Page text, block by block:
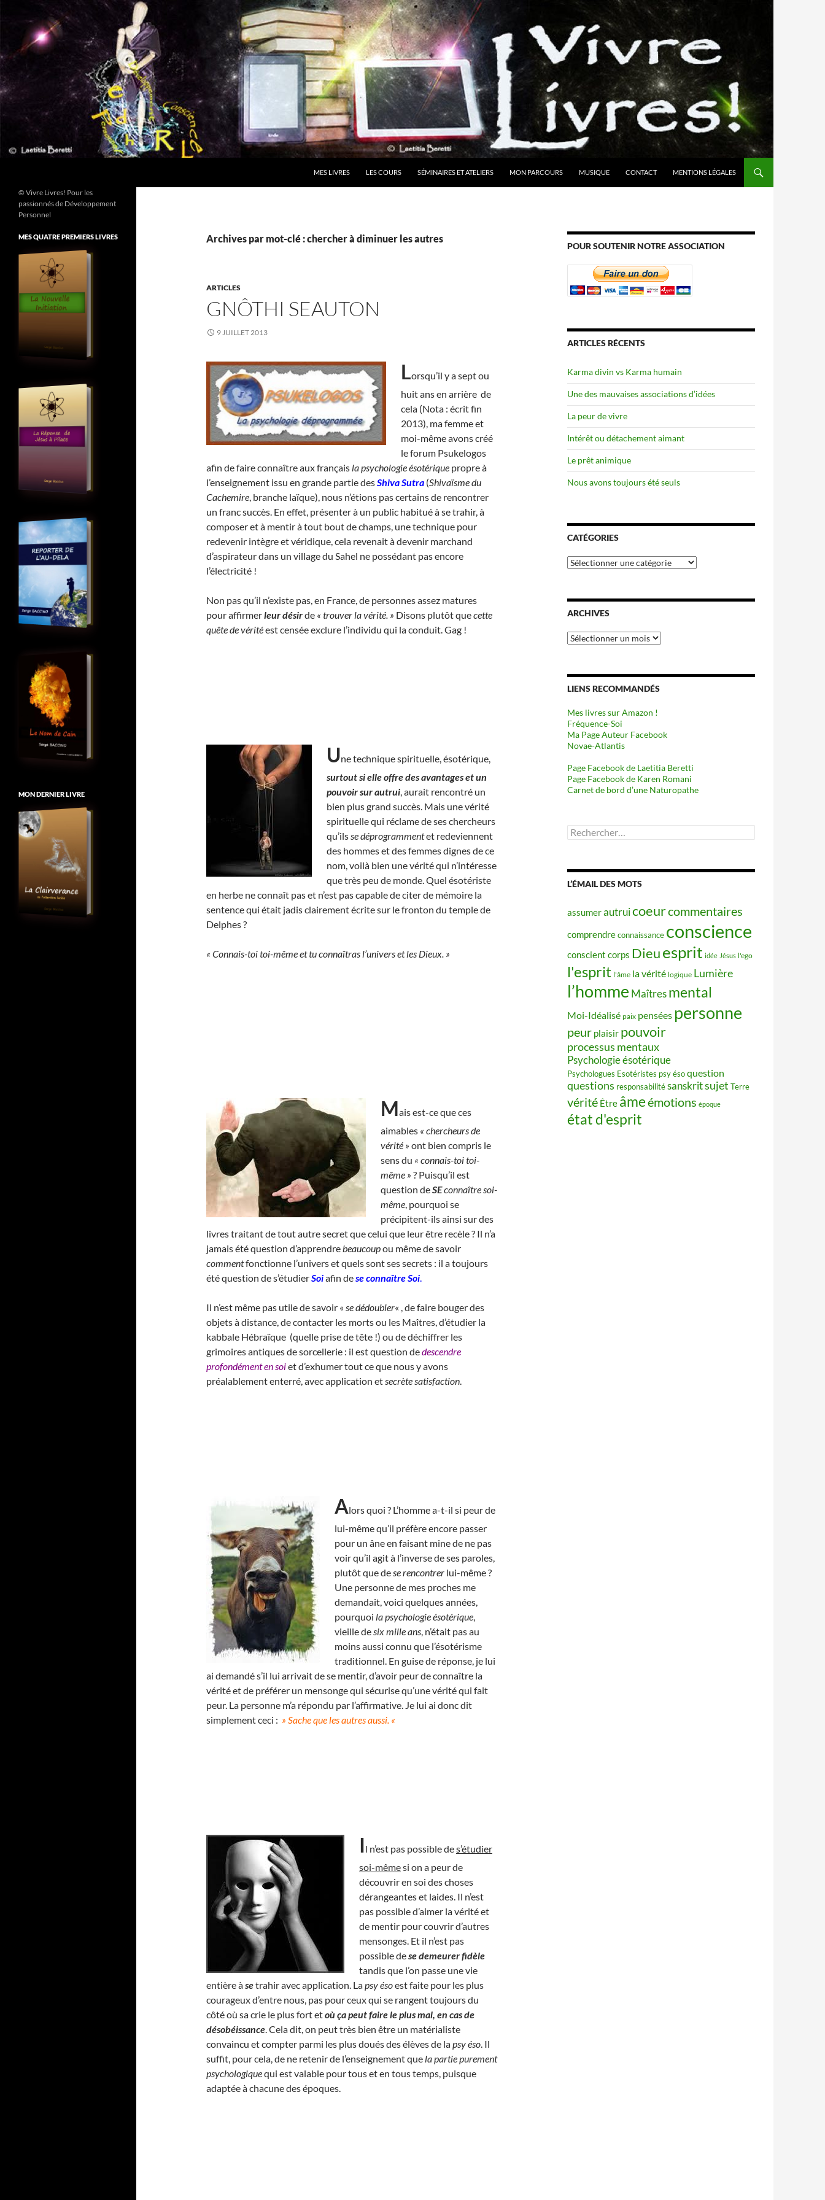
contenu
MES LIVRES LES COURS SÉMINAIRES ET ATELIERS MON PARCOURS MUSIQUE CONTACT MENTIONS LÉGALES
Archives par mot-clé : chercher à diminuer les autres
ARTICLES
GNÔTHI SEAUTON
9 JUILLET 2013
Lorsqu’il y a sept ou
huit ans en arrière de
cela (Nota : écrit fin
2013), ma femme et
moi-même avons créé
le forum Psukelogos
afin de faire connaître aux français la psychologie ésotérique propre à
l’enseignement issu en grande partie desShiva Sutra (Shivaïsme du
Cachemire, branche laïque), nous n’étions pas certains de rencontrer
un franc succès. En effet, présenter à un public habitué à se trahir, à
composer et à mentir à tout bout de champs, une technique pour
redevenir intègre et véridique, cela revenait à devenir marchand
d’aspirateur dans un village du Sahel ne possédant pas encore
l’électricité !
Non pas qu’il n’existe pas, en France, de personnes assez matures
pour affirmerleur désirde « trouver la vérité. » Disons plutôt quecette
quête de véritéest censée exclure l’individu qui la conduit. Gag !
Une technique spirituelle, ésotérique,
surtout si elle offre des avantages et un
pouvoir sur autrui, aurait rencontré un
bien plus grand succès. Mais une vérité
spirituelle qui réclame de ses chercheurs
qu’ilsse déprogrammentet redeviennent
des hommes et des femmes dignes de ce
nom, voilà bien une vérité qui n’intéresse
que très peu de monde. Quel ésotériste
en herbe ne connaît pas et n’est pas capable de citer de mémoire la
sentence qui était jadis clairement écrite sur le fronton du temple de
Delphes ?
« Connais-toi toi-même et tu connaîtras l’univers et les Dieux. »
Mais est-ce que ces
aimables « chercheurs de
vérité » ont bien compris le
sens du « connais-toi toi-
même » ? Puisqu’il est
question deSEconnaître soi-
même, pourquoi se
précipitent-ils ainsi sur des
livres traitant de tout autre secret que celui que leur être recèle ? Il n’a
jamais été question d’apprendrebeaucoupou même de savoir
commentfonctionne l’univers et quels sont ses secrets : il a toujours
été question de s’étudierSoiafin dese connaître Soi.
Il n’est même pas utile de savoir « se dédoubler« , de faire bouger des
objets à distance, de contacter les morts ou les Maîtres, d’étudier la
kabbale Hébraïque (quelle prise de tête !) ou de déchiffrer les
grimoires antiques de sorcellerie : il est question dedescendre
profondément en soiet d’exhumer tout ce que nous y avons
préalablement enterré, avec application etsecrète satisfaction.
Alors quoi ? L’homme a-t-il si peur de
lui-même qu’il préfère encore passer
pour un âne en faisant mine de ne pas
voir qu’il agit à l’inverse de ses paroles,
plutôt que dese rencontrer lui-même ?
Une personne de mes proches me
demandait, voici quelques années,
pourquoi la psychologie ésotérique,
vieille desix mille ans, n’était pas au
moins aussi connu que l’ésotérisme
traditionnel. En guise de réponse, je lui
ai demandé s’il lui arrivait de se mentir, d’avoir peur de connaître la
vérité et de préférer un mensonge qui sécurise qu’une vérité qui fait
peur. La personne m’a répondu par l’affirmative. Je lui ai donc dit
simplement ceci : » Sache que les autres aussi. «
Il n’est pas possible des’étudier
soi-mêmesi on a peur de
découvrir en soi des choses
dérangeantes et laides. Il n’est
pas possible d’aimer la vérité et
de mentir pour couvrir d’autres
mensonges. Et il n’est pas
possible dese demeurer fidèle
tandis que l’on passe une vie
entière àsetrahir avec application. Lapsy ésoest faite pour les plus
courageux d’entre nous, pas pour ceux qui se rangent toujours du
côté où sa crie le plus fort etoù ça peut faire le plus mal, en cas de
désobéissance. Cela dit, on peut très bien être un matérialiste
convaincu et compter parmi les plus doués des élèves de lapsy éso. Il
suffit, pour cela, de ne retenir de l’enseignement que la partie purement
psychologiquequi est valable pour tous et en tous temps, puisque
adaptée à chacune des époques.
POUR SOUTENIR NOTRE ASSOCIATION
ARTICLES RÉCENTS
Karma divin vs Karma humain
Une des mauvaises associations d’idées
La peur de vivre
Intérêt ou détachement aimant
Le prêt animique
Nous avons toujours été seuls
CATÉGORIES
Catégories
ARCHIVES
Archives
LIENS RECOMMANDÉS
Mes livres sur Amazon !
Fréquence-Soi
Ma Page Auteur Facebook
Novae-Atlantis
Page Facebook de Laetitia Beretti
Page Facebook de Karen Romani
Carnet de bord d’une Naturopathe
Rechercher :
L’ÉMAIL DES MOTS
assumerautruicoeurcommentaires
comprendreconnaissance conscience
conscient corps Dieuesprit idée Jésus l'ego
l'esprit l'âme la vérité logique Lumière
l’homme Maîtres mental
Moi-Idéalisé paix pensées personne
peur plaisir pouvoir
processus mentaux
Psychologie ésotérique
Psychologues Esotéristes psy ésoquestion
questions responsabilitésanskritsujet Terre
vérité Être âmeémotions époque
état d'esprit
© Vivre Livres! Pour les
passionnés de Développement
Personnel
MES QUATRE PREMIERS LIVRES
MON DERNIER LIVRE